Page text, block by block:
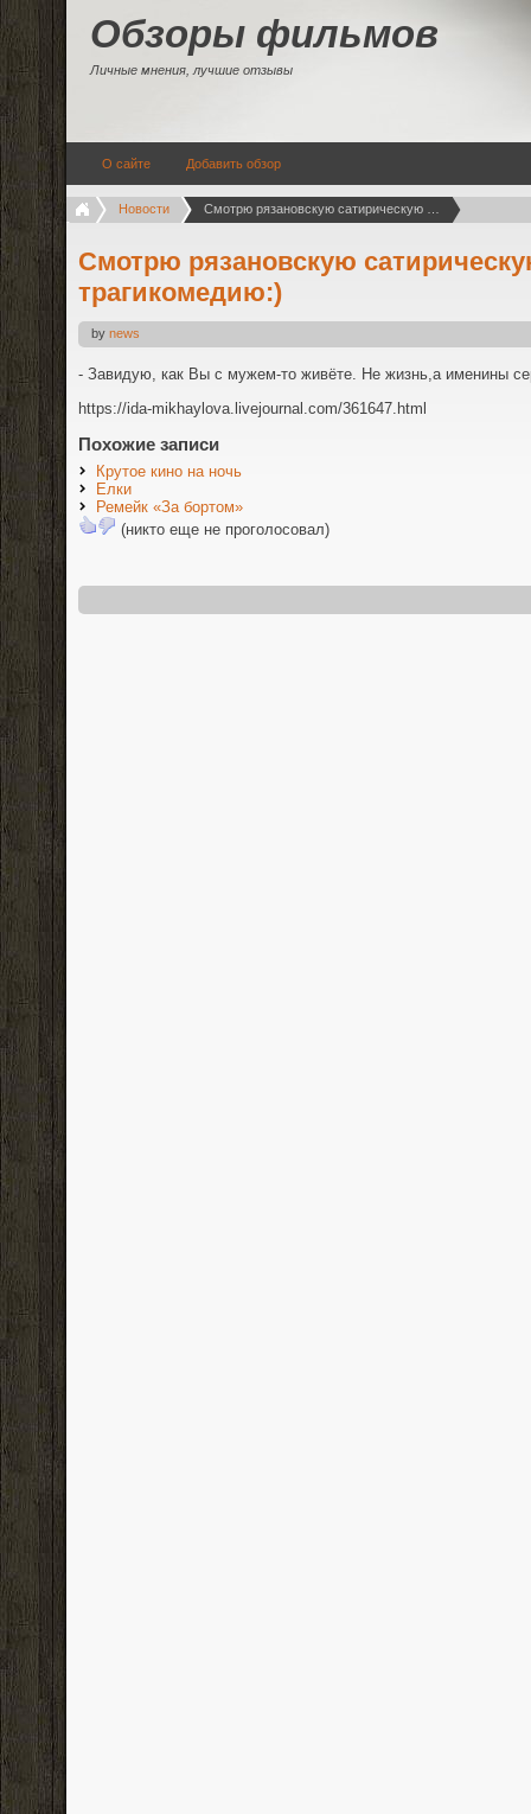
Обзоры фильмов
Личные мнения, лучшие отзывы
О сайте Добавить обзор
Новости
Смотрю рязановскую
трагикомедию:)
by news
- Завидую, как Вы с мужем-то живёте. Не жизнь,а именины
https://ida-mikhaylova.livejournal.com/361647.html
Похожие записи
Крутое кино на ночь
Елки
Ремейк «За бортом»
(никто еще не проголосовал)